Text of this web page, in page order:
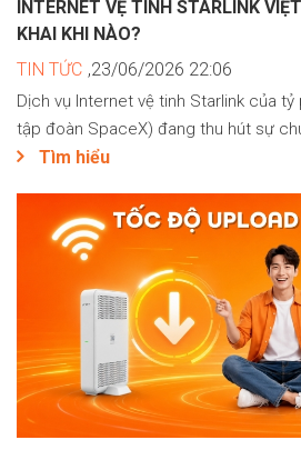
INTERNET VỆ TINH STARLINK
KHAI KHI NÀO?
TIN TỨC ,23/06/2026 22:06
Dịch vụ Internet vệ tinh Starlink của tỷ
tập đoàn SpaceX) đang thu hút sự
Tìm hiểu